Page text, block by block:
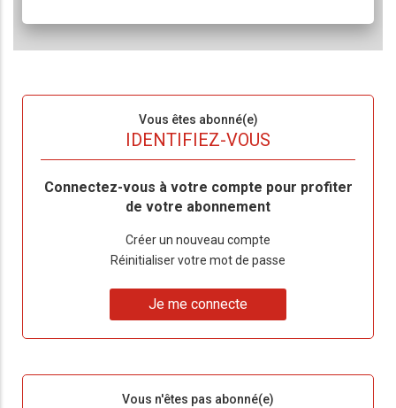
Vous êtes abonné(e)
IDENTIFIEZ-VOUS
Body
Connectez-vous à votre compte pour profiter
de votre abonnement
Créer un nouveau compte
de
Réinitialiser votre mot de passe
me
Je me connecte
Vous n'êtes pas abonné(e)